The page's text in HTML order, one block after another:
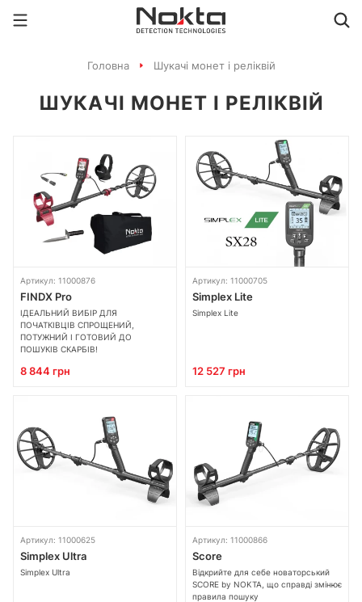
Головна Шукачі монет і реліквій
ШУКАЧІ МОНЕТ І РЕЛІКВІЙ
Артикул: 11000876
FINDX Pro
ІДЕАЛЬНИЙ ВИБІР ДЛЯ
ПОЧАТКІВЦІВ СПРОЩЕНИЙ,
ПОТУЖНИЙ І ГОТОВИЙ ДО
ПОШУКІВ СКАРБІВ!
8 844 грн
Артикул: 11000705
Simplex Lite
Simplex Lite
12 527 грн
Артикул: 11000625
Simplex Ultra
Simplex Ultra
Артикул: 11000866
Score
Відкрийте для себе новаторський
SCORE by NOKTA, що справді змінює
правила пошуку